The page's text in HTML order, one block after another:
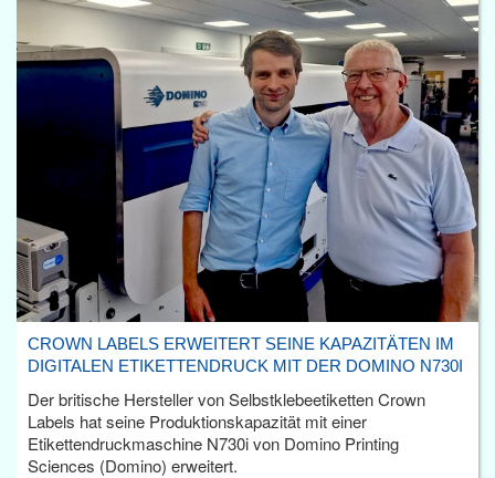
CROWN LABELS ERWEITERT SEINE KAPAZITÄTEN IM
DIGITALEN ETIKETTENDRUCK MIT DER DOMINO N730I
Der britische Hersteller von Selbstklebeetiketten Crown
Labels hat seine Produktionskapazität mit einer
Etikettendruckmaschine N730i von Domino Printing
Sciences (Domino) erweitert.